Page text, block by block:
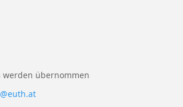
werden übernommen